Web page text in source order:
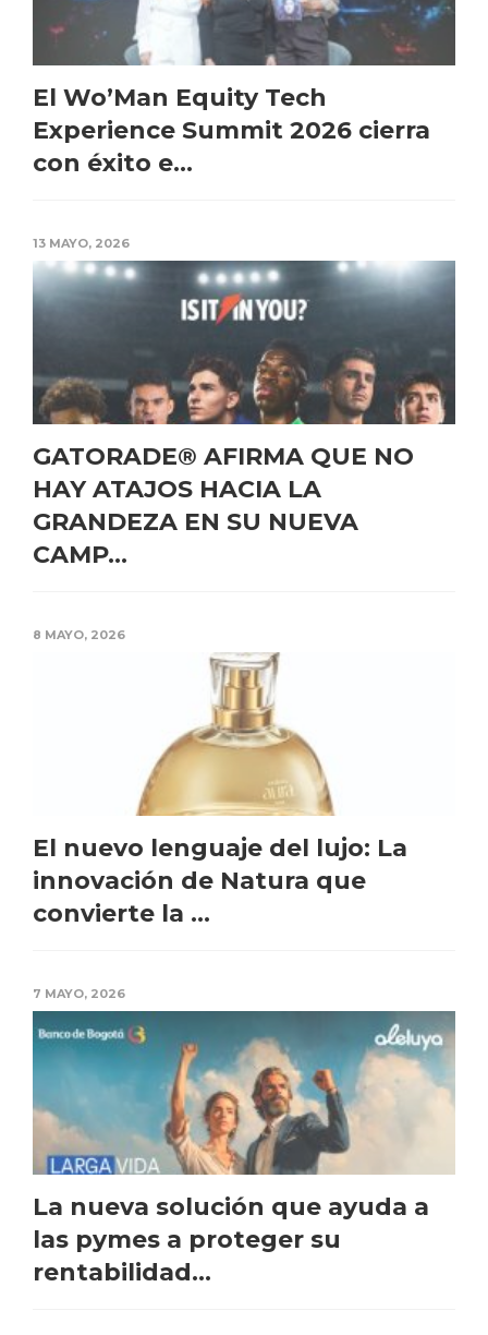
El Wo’Man Equity Tech
Experience Summit 2026 cierra
con éxito e...
13 MAYO, 2026
GATORADE® AFIRMA QUE NO
HAY ATAJOS HACIA LA
GRANDEZA EN SU NUEVA
CAMP...
8 MAYO, 2026
El nuevo lenguaje del lujo: La
innovación de Natura que
convierte la ...
7 MAYO, 2026
La nueva solución que ayuda a
las pymes a proteger su
rentabilidad...